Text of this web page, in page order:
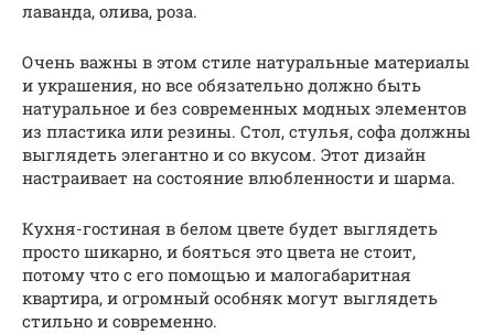
лаванда, олива, роза.
Очень важны в этом стиле натуральные материалы
и украшения, но все обязательно должно быть
натуральное и без современных модных элементов
из пластика или резины. Стол, стулья, софа должны
выглядеть элегантно и со вкусом. Этот дизайн
настраивает на состояние влюбленности и шарма.
Кухня-гостиная в белом цвете будет выглядеть
просто шикарно, и бояться это цвета не стоит,
потому что с его помощью и малогабаритная
квартира, и огромный особняк могут выглядеть
стильно и современно.